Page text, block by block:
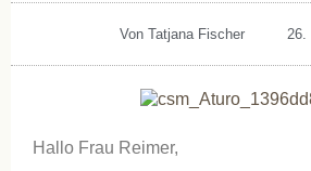
Von Tatjana Fischer 26.
Hallo Frau Reimer,